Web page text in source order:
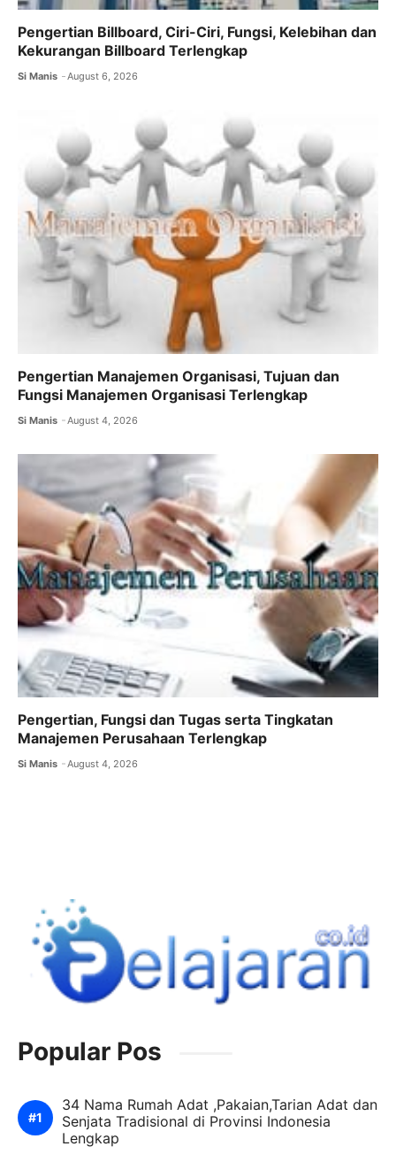
Pengertian Billboard, Ciri-Ciri, Fungsi, Kelebihan dan
Kekurangan Billboard Terlengkap
Si Manis August 6, 2026
Pengertian Manajemen Organisasi, Tujuan dan
Fungsi Manajemen Organisasi Terlengkap
Si Manis August 4, 2026
Pengertian, Fungsi dan Tugas serta Tingkatan
Manajemen Perusahaan Terlengkap
Si Manis August 4, 2026
Popular Pos
34 Nama Rumah Adat ,Pakaian,Tarian Adat dan
Senjata Tradisional di Provinsi Indonesia
Lengkap